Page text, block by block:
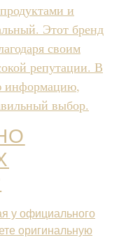
и
. Этот бренд
своим
репутации. В
информацию,
выбор.
у официального
оригинальную